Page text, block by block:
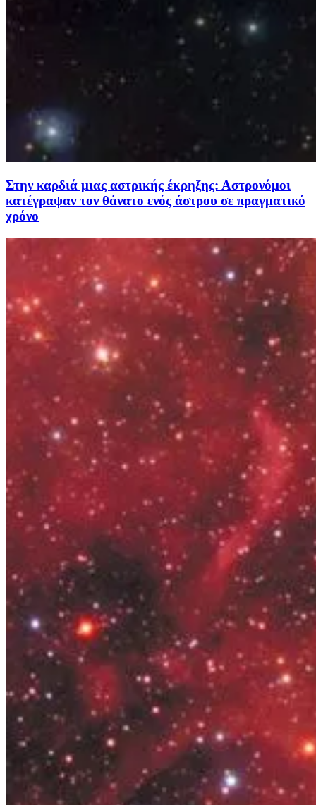
Στην καρδιά μιας αστρικής έκρηξης: Αστρονόμοι
κατέγραψαν τον θάνατο ενός άστρου σε πραγματικό
χρόνο